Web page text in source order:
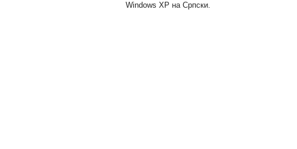
Windows XP на Српски.